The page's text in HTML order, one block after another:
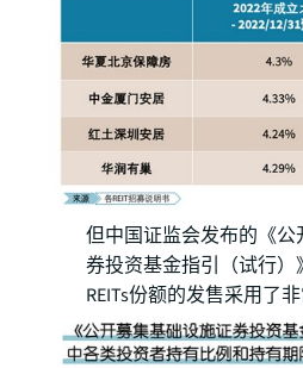
但中国证监会发布的《
券投资基金指引（试行）
REITs份额的发售采用了